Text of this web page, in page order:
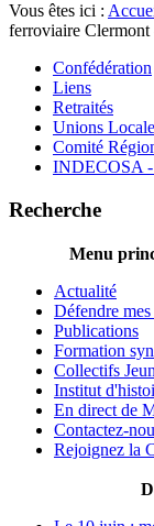
Vous êtes ici :
ferroviaire Clermont
Confédération
Liens
Retraités
Unions
Comité
INDECOSA -
Recherche
Menu
Actualité
Défendre
Publications
Formation
Collectifs
Institut
En direct de
Contactez-
Rejoignez la